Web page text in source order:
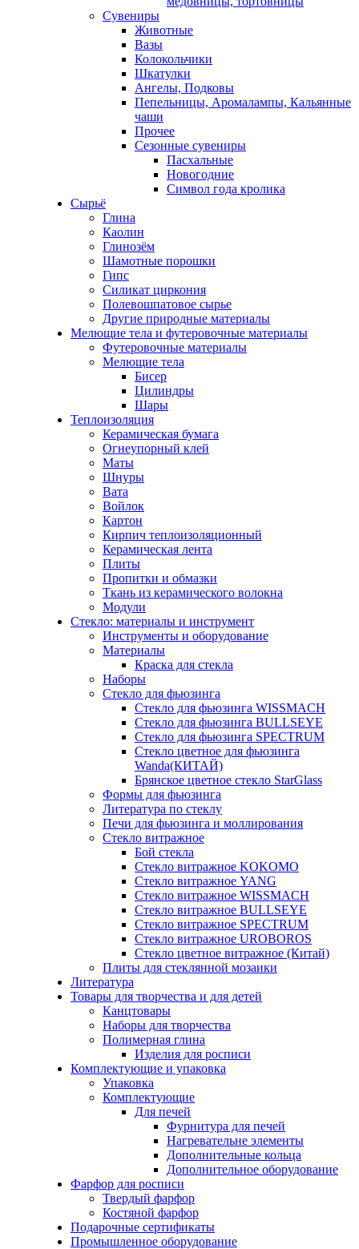
Сувениры
Животные
Вазы
Колокольчики
Шкатулки
Ангелы, Подковы
Пепельницы, Аромалампы, Кальянные
чаши
Прочее
Сезонные сувениры
Пасхальные
Новогодние
Символ года кролика
Сырьё
Глина
Каолин
Глинозём
Шамотные порошки
Гипс
Силикат циркония
Полевошпатовое сырье
Другие природные материалы
Мелющие тела и футеровочные материалы
Футеровочные материалы
Мелющие тела
Бисер
Цилиндры
Шары
Теплоизоляция
Керамическая бумага
Огнеупорный клей
Маты
Шнуры
Вата
Войлок
Картон
Кирпич теплоизоляционный
Керамическая лента
Плиты
Пропитки и обмазки
Ткань из керамического волокна
Модули
Стекло: материалы и инструмент
Инструменты и оборудование
Материалы
Краска для стекла
Наборы
Стекло для фьюзинга
Стекло для фьюзинга WISSMACH
Стекло для фьюзинга BULLSEYE
Стекло для фьюзинга SPECTRUM
Стекло цветное для фьюзинга
Wanda(КИТАЙ)
Брянское цветное стекло StarGlass
Формы для фьюзинга
Литература по стеклу
Печи для фьюзинга и моллирования
Стекло витражное
Бой стекла
Стекло витражное KOKOMO
Стекло витражное YANG
Стекло витражное WISSMACH
Стекло витражное BULLSEYE
Стекло витражное SPECTRUM
Стекло витражное UROBOROS
Стекло цветное витражное (Китай)
Плиты для стеклянной мозаики
Литература
Товары для творчества и для детей
Канцтовары
Наборы для творчества
Полимерная глина
Изделия для росписи
Комплектующие и упаковка
Упаковка
Комплектующие
Для печей
Фурнитура для печей
Нагревательне элементы
Дополнительные кольца
Дополнительное оборудование
Фарфор для росписи
Твердый фарфор
Костяной фарфор
Подарочные сертификаты
Промышленное оборудование